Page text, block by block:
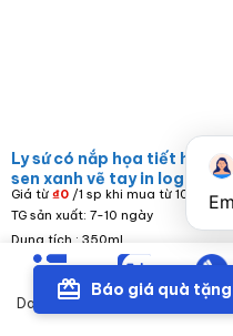
Ly sứ có nắp họa tiết hoa
sen xanh vẽ tay in logo
Đại hội Đại biểu Mặt Trận
Tổ Quốc Việt Nam LS-07
Giá từ ₫0/1 sp khi mua từ 100 sp
TG sản xuất: 7-10 ngày
Dung tích : 350ml
Danh mục Zalo Gọi điện
Báo giá quà tặng